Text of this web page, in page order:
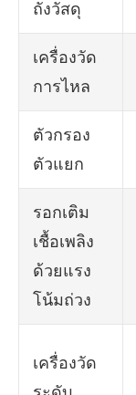
ถังวัสดุ
เครื่องวัด
การไหล
ตัวกรอง
ตัวแยก
รอกเติม
เชื้อเพลิง
ด้วยแรง
โน้มถ่วง
เครื่องวัด